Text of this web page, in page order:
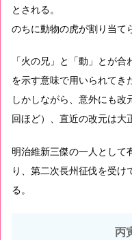
とされる。
のちに動物の虎が割り当て
「火の兄」と「動」とが
を示す意味で用いられてき
しかしながら、意外にも改
回ほど）、直近の改元は大
明治維新三傑の一人として
り、第二次長州征伐を受
る。
丙